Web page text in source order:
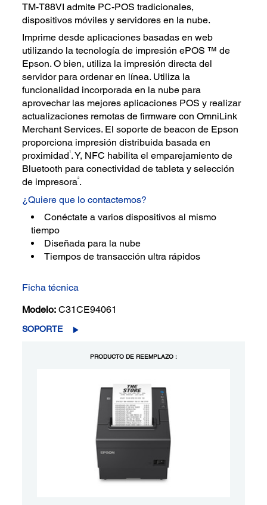
TM-T88VI admite PC-POS tradicionales,
dispositivos móviles y servidores en la nube.
Imprime desde aplicaciones basadas en web
utilizando la tecnología de impresión ePOS ™ de
Epson. O bien, utiliza la impresión directa del
servidor para ordenar en línea. Utiliza la
funcionalidad incorporada en la nube para
aprovechar las mejores aplicaciones POS y realizar
actualizaciones remotas de firmware con OmniLink
Merchant Services. El soporte de beacon de Epson
proporciona impresión distribuida basada en
proximidad1. Y, NFC habilita el emparejamiento de
Bluetooth para conectividad de tableta y selección
de impresora2.
¿Quiere que lo contactemos?
Conéctate a varios dispositivos al mismo
tiempo
Diseñada para la nube
Tiempos de transacción ultra rápidos
Ficha técnica
Modelo: C31CE94061
SOPORTE
PRODUCTO DE REEMPLAZO :